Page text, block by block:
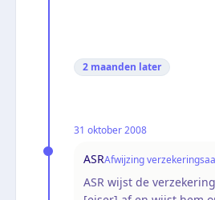
2 maanden later
31 oktober 2008
ASRAfwijzing
ASR wijst de